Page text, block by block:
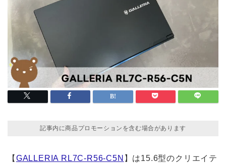
記事内に商品プロモーションを含む場合があります
【 GALLERIA RL7C-R56-C5N 】は15.6型のクリエイテ